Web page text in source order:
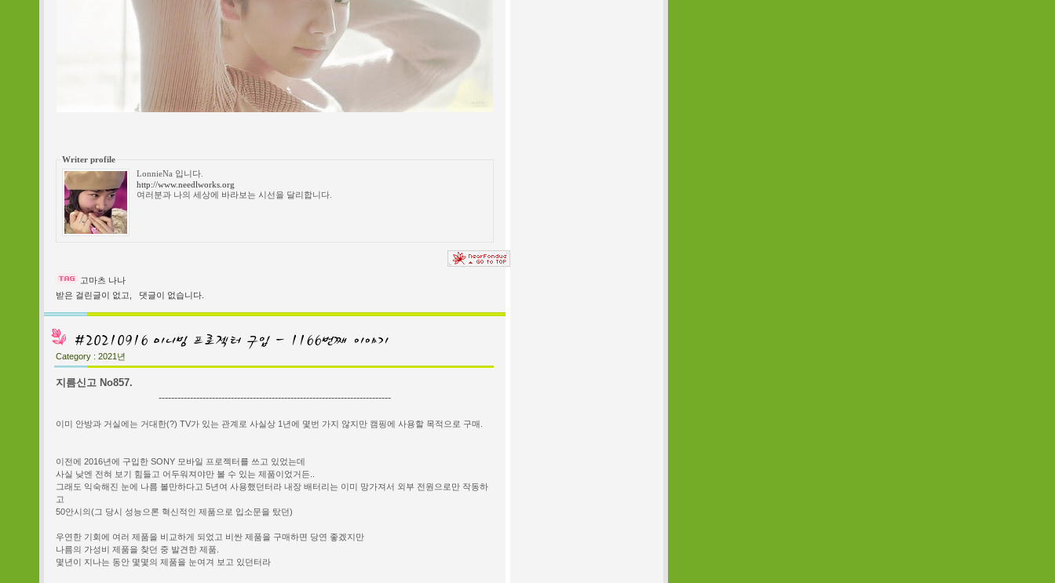
Writer profile
LonnieNa 입니다.
http://www.needlworks.org
여러분과 나의 세상에 바라보는 시선을 달리합니다.
고마츠 나나
받은 걸린글이 없고,
댓글이 없습니다.
Category : 2021년
지름신고 No857.
--------------------------------------------------------------------------
이미 안방과 거실에는 거대한(?) TV가 있는 관계로 사실상 1년에 몇번 가지 않지만 캠핑에 사용할 목적으로 구매.
이전에 2016년에 구입한 SONY 모바일 프로젝터를 쓰고 있었는데
사실 낮엔 전혀 보기 힘들고 어두워져야만 볼 수 있는 제품이었거든..
그래도 익숙해진 눈에 나름 볼만하다고 5년여 사용했던터라 내장 배터리는 이미 망가져서 외부 전원으로만 작동하
고
50안시의(그 당시 성능으론 혁신적인 제품으로 입소문을 탔던)
우연한 기회에 여러 제품을 비교하게 되었고 비싼 제품을 구매하면 당연 좋겠지만
나름의 가성비 제품을 찾던 중 발견한 제품.
몇년이 지나는 동안 몇몇의 제품을 눈여겨 보고 있던터라